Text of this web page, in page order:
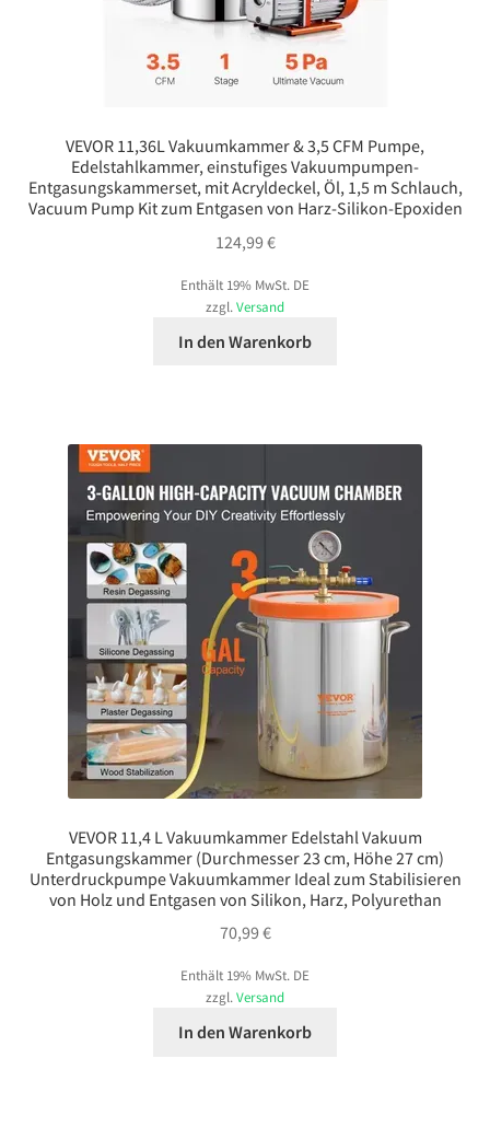
VEVOR 11,36L Vakuumkammer & 3,5 CFM Pumpe,
Edelstahlkammer, einstufiges Vakuumpumpen-
Entgasungskammerset, mit Acryldeckel, Öl, 1,5 m Schlauch,
Vacuum Pump Kit zum Entgasen von Harz-Silikon-Epoxiden
124,99 €
Enthält 19% MwSt. DE
zzgl. Versand
In den Warenkorb
VEVOR 11,4 L Vakuumkammer Edelstahl Vakuum
Entgasungskammer (Durchmesser 23 cm, Höhe 27 cm)
Unterdruckpumpe Vakuumkammer Ideal zum Stabilisieren
von Holz und Entgasen von Silikon, Harz, Polyurethan
70,99 €
Enthält 19% MwSt. DE
zzgl.Versand
In den Warenkorb